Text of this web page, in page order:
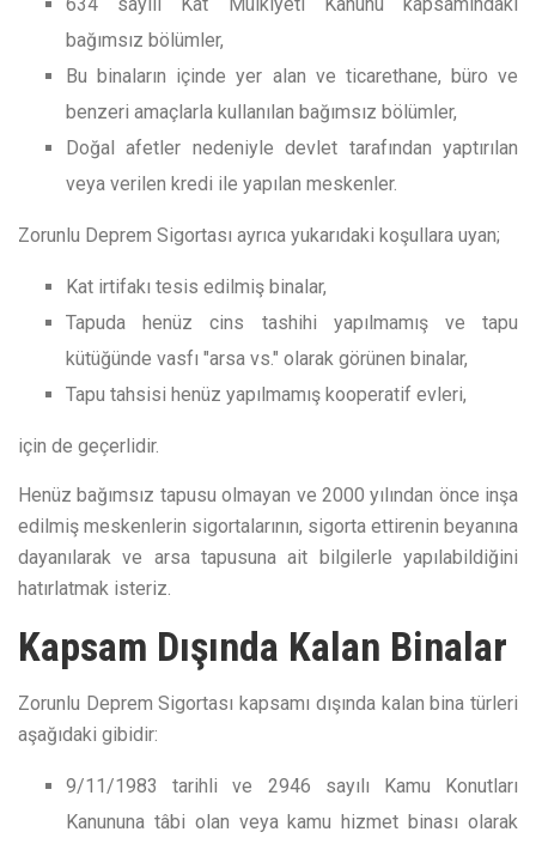
bağımsız bölümler,
Bu binaların içinde yer alan ve ticarethane, büro ve
benzeri amaçlarla kullanılan bağımsız bölümler,
Doğal afetler nedeniyle devlet tarafından yaptırılan
veya verilen kredi ile yapılan meskenler.
Zorunlu Deprem Sigortası ayrıca yukarıdaki koşullara uyan;
Kat irtifakı tesis edilmiş binalar,
Tapuda henüz cins tashihi yapılmamış ve tapu
kütüğünde vasfı "arsa vs." olarak görünen binalar,
Tapu tahsisi henüz yapılmamış kooperatif evleri,
için de geçerlidir.
Henüz bağımsız tapusu olmayan ve 2000 yılından önce inşa
edilmiş meskenlerin sigortalarının, sigorta ettirenin beyanına
dayanılarak ve arsa tapusuna ait bilgilerle yapılabildiğini
hatırlatmak isteriz.
Kapsam Dışında Kalan Binalar
Zorunlu Deprem Sigortası kapsamı dışında kalan bina türleri
aşağıdaki gibidir:
9/11/1983 tarihli ve 2946 sayılı Kamu Konutları
Kanununa tâbi olan veya kamu hizmet binası olarak